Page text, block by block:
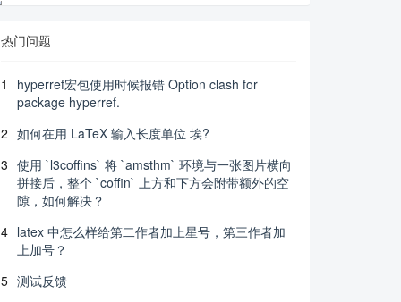
热门问题
1
hyperref宏包使用时候报错 Option clash for
package hyperref.
2 如何在用 LaTeX 输入长度单位 埃?
3 使用 `l3coffins` 将 `amsthm` 环境与一张图片横向
拼接后，整个 `coffin` 上方和下方会附带额外的空
隙，如何解决？
4 latex 中怎么样给第二作者加上星号，第三作者加
上加号？
5 测试反馈